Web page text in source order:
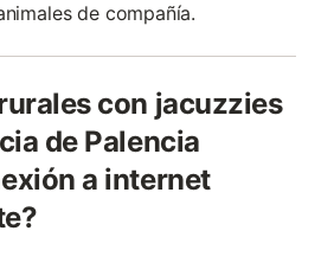
de compañía.
con jacuzzies
de Palencia
a internet